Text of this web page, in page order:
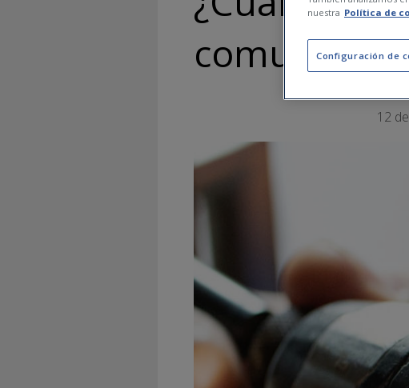
comunes
12
nuestra Política de
Configuración de